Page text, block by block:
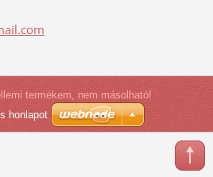
l.com
termékem, nem másolható!
honlapot